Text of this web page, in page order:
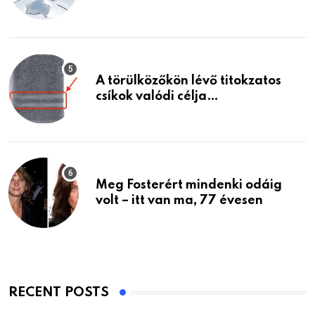
A törülközőkön lévő titokzatos
csíkok valódi célja…
Meg Fosterért mindenki odáig
volt – itt van ma, 77 évesen
RECENT POSTS